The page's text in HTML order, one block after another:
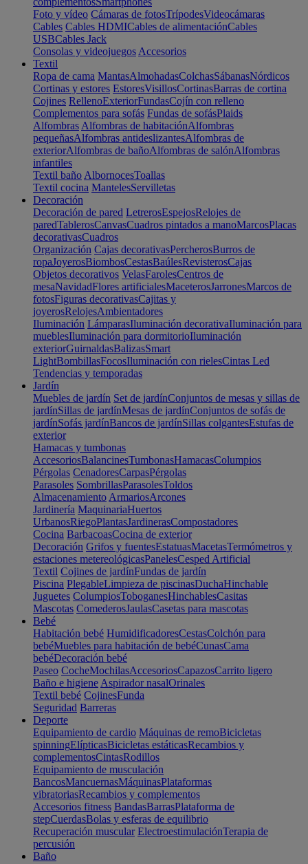
Foto y vídeo Cámaras de fotosTrípodesVideocámaras
Cables Cables HDMICables de alimentaciónCables
USBCables Jack
Consolas y videojuegos Accesorios
Textil
Ropa de cama MantasAlmohadasColchasSábanasNórdicos
Cortinas y estores EstoresVisillosCortinasBarras de cortina
Cojines RellenoExteriorFundasCojín con relleno
Complementos para sofás Fundas de sofásPlaids
Alfombras Alfombras de habitaciónAlfombras
pequeñasAlfombras antideslizantesAlfombras de
exteriorAlfombras de bañoAlfombras de salónAlfombras
infantiles
Textil baño AlbornocesToallas
Textil cocina MantelesServilletas
Decoración
Decoración de pared LetrerosEspejosRelojes de
paredTablerosCanvasCuadros pintados a manoMarcosPlacas
decorativasCuadros
Organización Cajas decorativasPercherosBurros de
ropaJoyerosBiombosCestasBaúlesRevisterosCajas
Objetos decorativos VelasFarolesCentros de
mesaNavidadFlores artificialesMaceterosJarronesMarcos de
fotosFiguras decorativasCajitas y
joyerosRelojesAmbientadores
Iluminación LámparasIluminación decorativaIluminación para
mueblesIluminación para dormitorioIluminación
exteriorGuirnaldasBalizasSmart
LightBombillasFocosIluminación con rielesCintas Led
Tendencias y temporadas
Jardín
Muebles de jardín Set de jardínConjuntos de mesas y sillas de
jardínSillas de jardínMesas de jardínConjuntos de sofás de
jardínSofás jardínBancos de jardínSillas colgantesEstufas de
exterior
Hamacas y tumbonas
AccesoriosBalancinesTumbonasHamacasColumpios
Pérgolas CenadoresCarpasPérgolas
Parasoles SombrillasParasolesToldos
Almacenamiento ArmariosArcones
Jardinería MaquinariaHuertos
UrbanosRiegoPlantasJardinerasCompostadores
Cocina BarbacoasCocina de exterior
Decoración Grifos y fuentesEstatuasMacetasTermómetros y
estaciones metereológicasPanelesCesped Artificial
Textil Cojines de jardínFundas de jardín
Piscina PlegableLimpieza de piscinasDuchaHinchable
Juguetes ColumpiosToboganesHinchablesCasitas
Mascotas ComederosJaulasCasetas para mascotas
Bebé
Habitación bebé HumidificadoresCestasColchón para
bebéMuebles para habitación de bebéCunasCama
bebéDecoración bebé
Paseo CocheMochilasAccesoriosCapazosCarrito ligero
Baño e higiene Aspirador nasalOrinales
Textil bebé CojinesFunda
Seguridad Barreras
Deporte
Equipamiento de cardio Máquinas de remoBicicletas
spinningElípticasBicicletas estáticasRecambios y
complementosCintasRodillos
Equipamiento de musculación
BancosMancuernasMáquinasPlataformas
vibratoriasRecambios y complementos
Accesorios fitness BandasBarrasPlataforma de
stepCuerdasBolas y esferas de equilibrio
Recuperación muscular ElectroestimulaciónTerapia de
percusión
Baño